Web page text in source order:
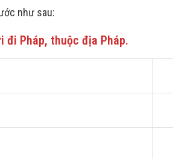
như sau:
đi Pháp, thuộc địa Pháp.